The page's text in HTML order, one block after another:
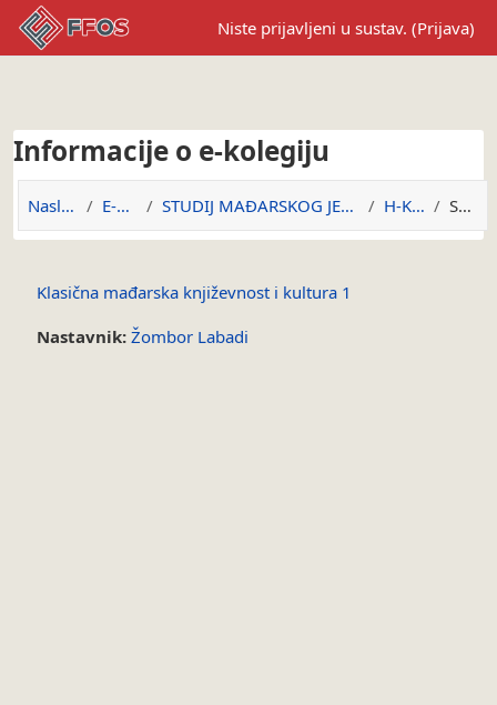
Preskoči na sadržaj
Niste prijavljeni u sustav. (Prijava)
Informacije o e-kolegiju
Naslovnica E-kolegiji STUDIJ MAĐARSKOG JEZIKA I KNJIŽEVNOSTI H-KMKIK1 Sažetak
Klasična mađarska književnost i kultura 1
Nastavnik: Žombor Labadi